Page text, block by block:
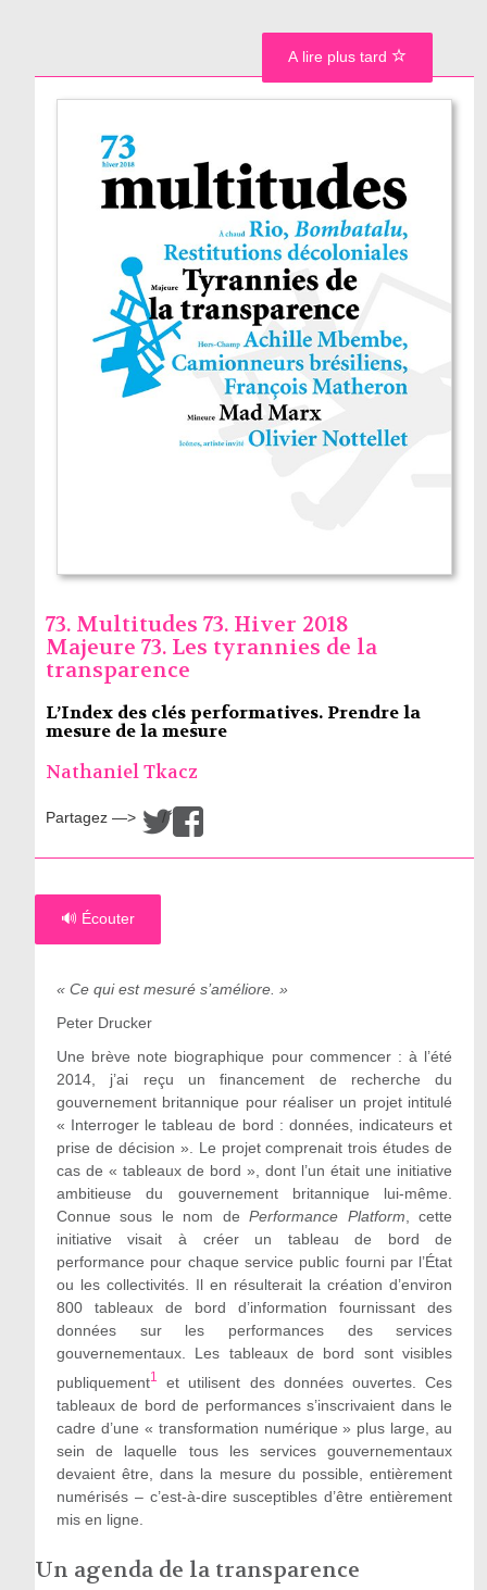
73. Multitudes 73. Hiver 2018
Majeure 73. Les tyrannies de la
transparence
L’Index des clés performatives. Prendre la
mesure de la mesure
Nathaniel Tkacz
Partagez —> /
🔊 Écouter
« Ce qui est mesuré s’améliore. »
Peter Drucker
Une brève note biographique pour commencer : à l’été
2014, j’ai reçu un financement de recherche du
gouvernement britannique pour réaliser un projet intitulé
« Interroger le tableau de bord : données, indicateurs et
prise de décision ». Le projet comprenait trois études de
cas de « tableaux de bord », dont l’un était une initiative
ambitieuse du gouvernement britannique lui-même.
Connue sous le nom dePerformance Platform , cette
initiative visait à créer un tableau de bord de
performance pour chaque service public fourni par l’État
ou les collectivités. Il en résulterait la création d’environ
800 tableaux de bord d’information fournissant des
données sur les performances des services
gouvernementaux. Les tableaux de bord sont visibles
publiquement1
et utilisent des données ouvertes. Ces
tableaux de bord de performances s’inscrivaient dans le
cadre d’une « transformation numérique » plus large, au
sein de laquelle tous les services gouvernementaux
devaient être, dans la mesure du possible, entièrement
numérisés – c’est-à-dire susceptibles d’être entièrement
mis en ligne.
Un agenda de la transparence
A lire plus tard